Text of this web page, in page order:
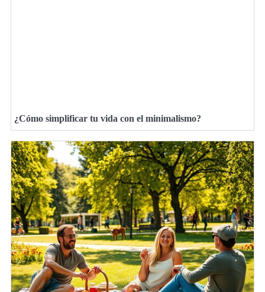
¿Cómo simplificar tu vida con el minimalismo?